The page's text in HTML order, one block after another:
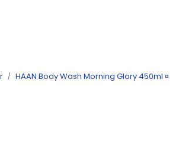
HAAN Body Wash Morning Glory 450ml ¤